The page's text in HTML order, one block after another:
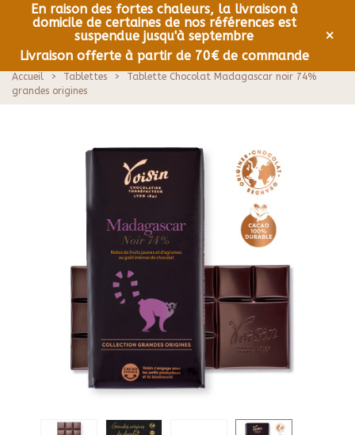
Menu 0
Accueil > Tablettes >
Tablette Chocolat Madagascar noir 74%
grandes origines
En raison des fortes chaleurs, la livraison à
domicile de certaines de nos références est
suspendue jusqu'à septembre
Livraison offerte à partir de 70€ de commande
×